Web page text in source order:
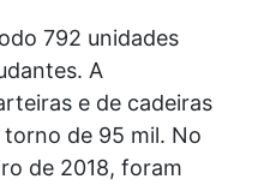
792 unidades
A
e de cadeiras
de 95 mil. No
de 2018, foram